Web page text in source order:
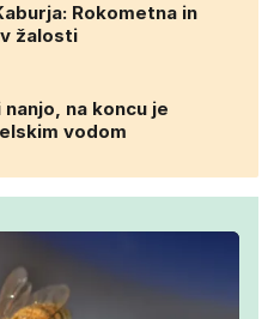
Rokometna in
žalosti
na koncu je
vodom